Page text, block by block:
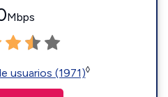
Mbps
usuarios (1971)◊